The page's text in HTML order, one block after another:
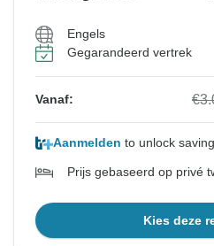
Engels
Gegarandeerd vertrek
Vanaf:
Aanmelden to unlock
Prijs gebaseerd op privé
Kies deze